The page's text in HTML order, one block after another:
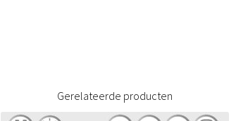
Gerelateerde producten